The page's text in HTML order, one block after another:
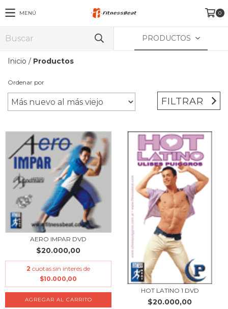
MENÚ 0
PRODUCTOS
Inicio / Productos
Ordenar por
FILTRAR
AERO IMPAR DVD
$20.000,00
2 cuotas sin interés de
$10.000,00
HOT LATINO 1 DVD
$20.000,00